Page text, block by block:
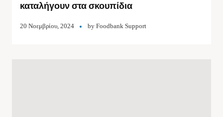
καταλήγουν στα σκουπίδια
20 Νοεμβρίου, 2024 by Foodbank Support